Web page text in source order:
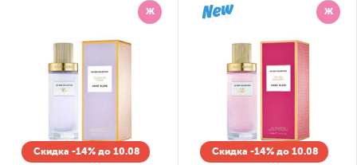
Ж
Скидка -14% до 10.08
Ж
Скидка -14% до 10.08